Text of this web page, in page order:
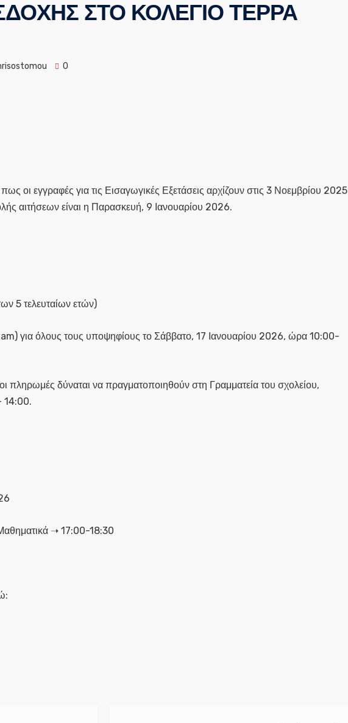
ΣΤΟ ΚΟΛΕΓΙΟ ΤΕΡΡΑ
0
οι εγγραφές για τις Εισαγωγικές Εξετάσεις αρχίζουν στις 3 Νοεμβρίου 2025
αιτήσεων είναι η Παρασκευή, 9 Ιανουαρίου 2026.
5 τελευταίων ετών)
για όλους τους υποψηφίους το Σάββατο, 17 Ιανουαρίου 2026, ώρα 10:00-
πληρωμές δύναται να πραγματοποιηθούν στη Γραμματεία του σχολείου,
14:00.
➝ 17:00-18:30